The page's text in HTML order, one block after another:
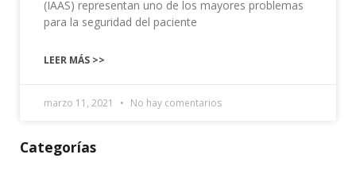
(IAAS) representan uno de los mayores problemas
para la seguridad del paciente
LEER MÁS >>
marzo 11, 2021 No hay comentarios
Categorías